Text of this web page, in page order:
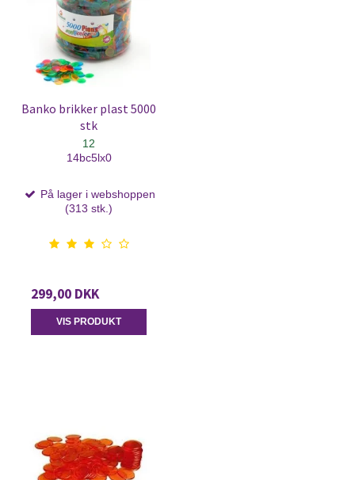
Banko brikker plast 5000
stk
12
14bc5lx0
På lager i webshoppen
(313 stk.)
299,00 DKK
VIS PRODUKT